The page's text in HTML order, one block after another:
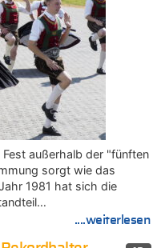
außerhalb der "fünften
sorgt wie das
1981 hat sich die
....weiterlesen